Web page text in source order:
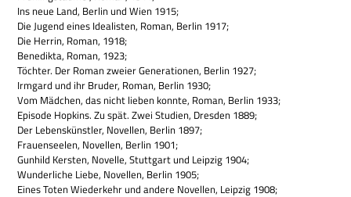
Ins neue Land, Ber­lin und Wien 1915;
Die Jugend eines Idea­li­sten, Roman, Ber­lin 1917;
Die Her­rin, Roman, 1918;
Bene­dikta, Roman, 1923;
Töch­ter. Der Roman zweier Gene­ra­tio­nen, Ber­lin 1927;
Irm­gard und ihr Bru­der, Roman, Ber­lin 1930;
Vom Mäd­chen, das nicht lie­ben konnte, Roman, Ber­lin 1933;
Epi­sode Hop­kins. Zu spät. Zwei Stu­dien, Dres­den 1889;
Der Lebens­künst­ler, Novel­len, Ber­lin 1897;
Frau­en­see­len, Novel­len, Ber­lin 1901;
Gun­hild Ker­sten, Novelle, Stutt­gart und Leip­zig 1904;
Wun­der­li­che Liebe, Novel­len, Ber­lin 1905;
Eines Toten Wie­der­kehr und andere Novel­len, Leip­zig 1908;